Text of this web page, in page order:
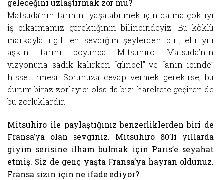
geleceğini uzlaştırmak zor mu?
Matsuda’nın tarihini yaşatabilmek için daima çok iyi
iş çıkarmamız gerektiğinin bilincindeyiz. Bu köklü
markayla ilgili en sevdiğim şeylerden biri, elli yılı
aşkın tarihi boyunca Mitsuhiro Matsuda’nın
vizyonuna sadık kalırken “güncel” ve “anın içinde”
hissettirmesi. Sorunuza cevap vermek gerekirse, bu
durum biraz zorlayıcı olsa da bizi harekete geçiren de
bu zorluklardır.
Mitsuhiro ile paylaştığınız benzerliklerden biri de
Fransa’ya olan sevginiz. Mitsuhiro 80’li yıllarda
giyim serisine ilham bulmak için Paris’e seyahat
etmiş. Siz de genç yaşta Fransa’ya hayran oldunuz.
Fransa sizin için ne ifade ediyor?